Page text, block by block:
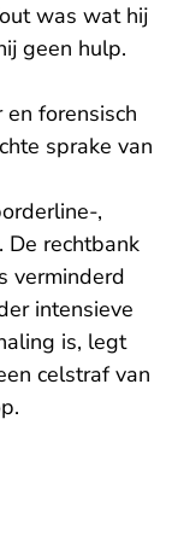
was wat hij
geen hulp.
forensisch
sprake van
,
De rechtbank
verminderd
intensieve
is, legt
celstraf van
U verlaat